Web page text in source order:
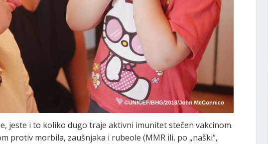
jeste i to koliko dugo traje aktivni imunitet stečen vakcinom.
protiv morbila, zaušnjaka i rubeole (MMR ili, po „naški“,